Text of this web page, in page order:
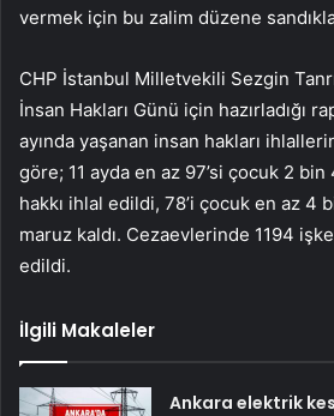
vermek için bu zalim düzene
CHP İstanbul Milletvekili Sezgin
İnsan Hakları Günü için hazırladığı
ayında yaşanan insan hakları
göre; 11 ayda en az 97’si çocuk 2
hakkı ihlal edildi, 78’i çocuk en az 4
maruz kaldı. Cezaevlerinde 1194
edildi.
İlgili Makaleler
Ankara elektrik